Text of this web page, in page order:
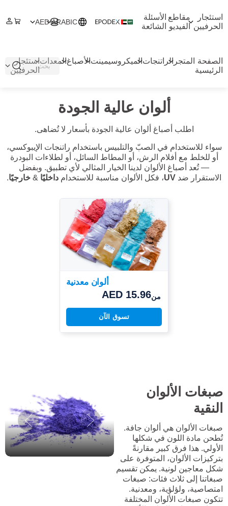
استئجار
الحرفيين
مقاطع
الفيديو
الأسئلة
الشائعة
ARABIC
AED
الصفحة
الرئيسية
المتجر الراتنجاتالميكروسيمينتالأصباغالمعداتاستئجار
الحرفيين
ألوان عالية الجودة
اطلب أصباغ ألوان عالية الجودة بأسعار لا تُضاهى.
سواء للاستخدام في الصبّ والتلبيس باستخدام راتنجات الإيبوكسي،
أو للخلط مع أفلام الرش، أو المطاط السائل، أو لطلاءات البودرة
— تُعد أصباغ الألوان لدينا الخيار المثالي لأي تطبيق. وبفضل
الاستقرار ضد UV، فكل الألوان مناسبة للاستخدام داخليًا & خارجيًا.
ألوان معدنية
منAED 15.96
تسوق الآن
صبغات الألوان
النقية
صبغات الألوان هي ألوان جافة.
تُطحن مادة اللون في شكلها
الأولي. هذا فرق كبير مقارنةً
بتركيزات الألوان، المتوفرة على
شكل معاجين لونية. يمكن تقسيم
صبغاتنا إلى ثلاث فئات: صبغات
امتصاصية، ولؤلؤية، ومعدنية.
تتكون صبغات الألوان المختلفة